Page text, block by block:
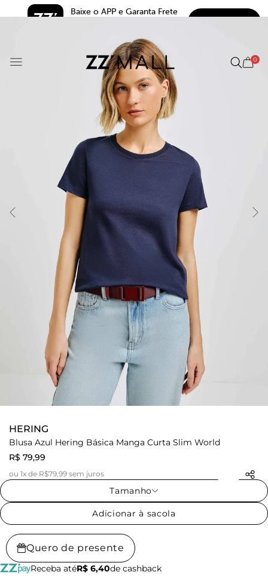
Baixe o APP e Garanta Frete
0
HERING
Blusa Azul Hering Básica Manga Curta Slim World
R$ 79,99
ou 1x de R$79,99 sem juros
Tamanho
Adicionar à sacola
Quero de presente
Receba atéR$ 6,40de cashback